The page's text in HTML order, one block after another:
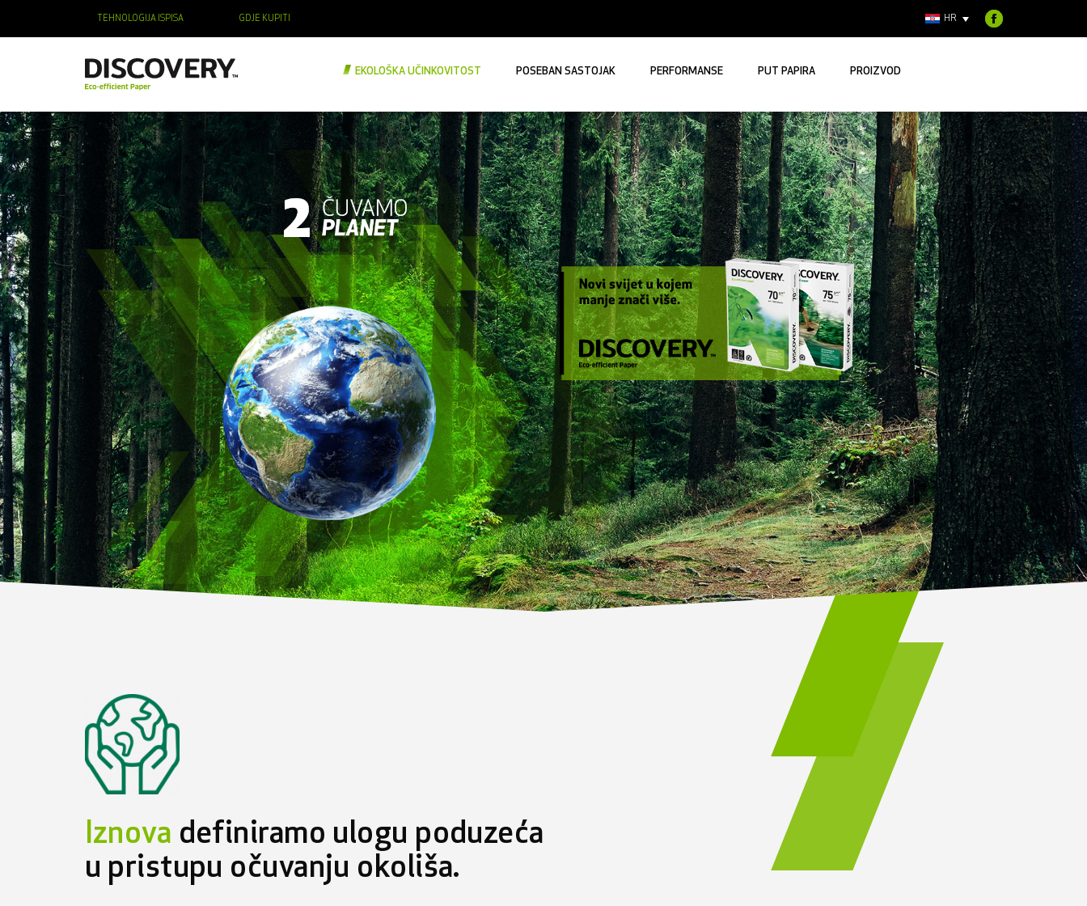
TEHNOLOGIJA ISPISA GDJE KUPITI HR
Facebook
window
EKOLOŠKA UČINKOVITOST POSEBAN SASTOJAK PERFORMANSE PUT PAPIRA PROIZVOD
Iznova definiramo ulogu poduzeća
u pristupu očuvanju okoliša.